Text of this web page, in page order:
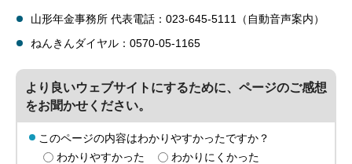
山形年金事務所 代表電話：023-645-5111（自動音声案内）
ねんきんダイヤル：0570-05-1165
より良いウェブサイトにするために、ページのご感想
をお聞かせください。
このページの内容はわかりやすかったですか？
わかりやすかった
わかりにくかった